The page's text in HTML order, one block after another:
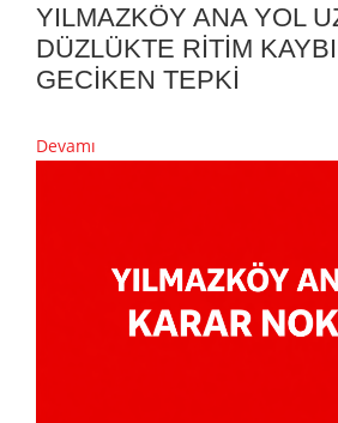
YILMAZKÖY ANA YOL
DÜZLÜKTE RİTİM
GECİKEN TEPKİ
Devamı